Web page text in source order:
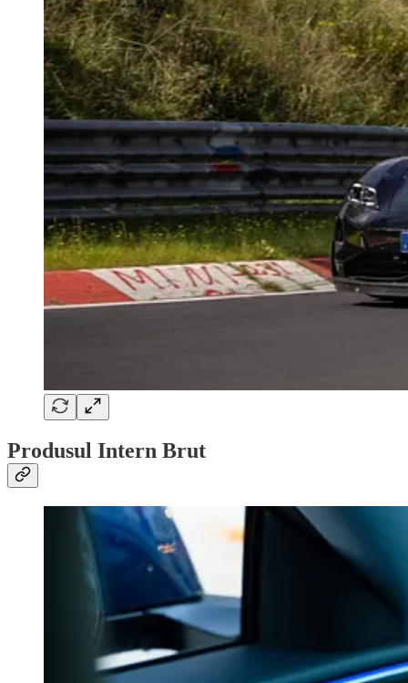
Produsul Intern Brut